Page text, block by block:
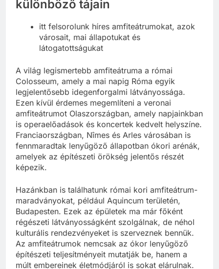
különböző tájain
itt felsorolunk híres amfiteátrumokat, azok
városait, mai állapotukat és
A világ legismertebb amfiteátruma a római
Colosseum, amely a mai napig Róma egyik
legjelentősebb idegenforgalmi látványossága.
Ezen kívül érdemes megemlíteni a veronai
amfiteátrumot Olaszországban, amely napjainkban
is operaelőadások és koncertek kedvelt helyszíne.
Franciaországban, Nîmes és Arles városában is
fennmaradtak lenyűgöző állapotban ókori arénák,
amelyek az építészeti örökség jelentős részét
Hazánkban is találhatunk római kori amfiteátrum-
maradványokat, például Aquincum területén,
Budapesten. Ezek az épületek ma már főként
régészeti látványosságként szolgálnak, de néhol
kulturális rendezvényeket is szerveznek bennük.
Az amfiteátrumok nemcsak az ókor lenyűgöző
építészeti teljesítményeit mutatják be, hanem a